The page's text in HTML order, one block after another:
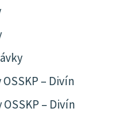
– Divín
– Divín